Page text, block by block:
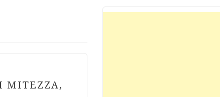
MITEZZA,